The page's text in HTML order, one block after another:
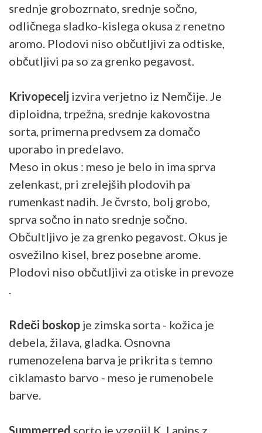
srednje grobozrnato, srednje sočno,
odličnega sladko-kislega okusa z renetno
aromo. Plodovi niso občutljivi za odtiske,
občutljivi pa so za grenko pegavost.
Krivopecelj izvira verjetno iz Nemčije. Je
diploidna, trpežna, srednje kakovostna
sorta, primerna predvsem za domačo
uporabo in predelavo.
Meso in okus : meso je belo in ima sprva
zelenkast, pri zrelejših plodovih pa
rumenkast nadih. Je čvrsto, bolj grobo,
sprva sočno in nato srednje sočno.
Občultljivo je za grenko pegavost. Okus je
osvežilno kisel, brez posebne arome.
Plodovi niso občutljivi za otiske in prevoze
.
Rdeči boskop je zimska sorta - kožica je
debela, žilava, gladka. Osnovna
rumenozelena barva je prikrita s temno
ciklamasto barvo - meso je rumenobele
barve.
Summerred sorto je vzgojil K. l.apins z